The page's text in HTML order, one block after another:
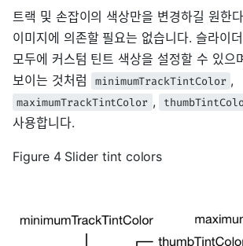
트랙 및 손잡이의 색상만을 변경하길 원한
이미지에 의존할 필요는 없습니다. 슬라이
모두에 커스텀 틴트 색상을 설정할 수 있으
보이는 것처럼
minimumTrackTintColor ,
maximumTrackTintColor ,
사용합니다.
Figure 4 Slider tint colors